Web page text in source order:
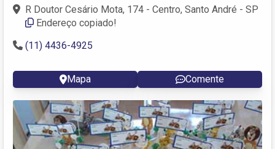
R Doutor Cesário Mota, 174 - Centro, Santo André - SP
Endereço copiado!
(11) 4436-4925
Mapa Comente